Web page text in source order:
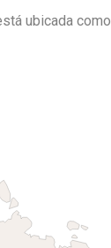
ubicada como